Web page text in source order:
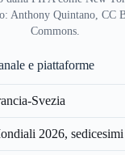
Anthony Quintano, CC
Commons.
e piattaforme
Svezia
2026,